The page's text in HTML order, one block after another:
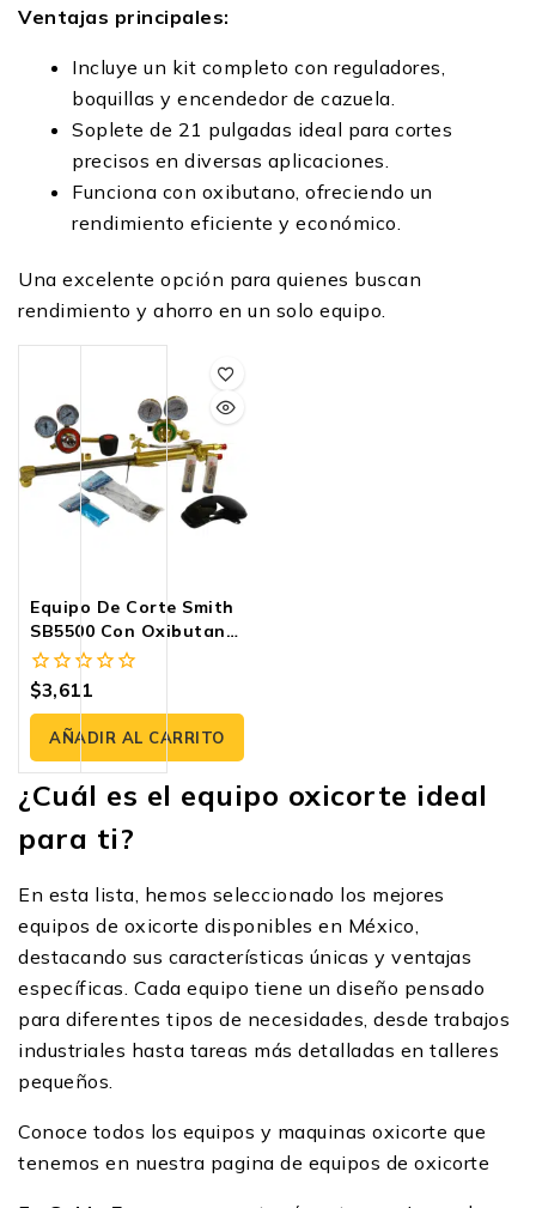
Ventajas principales:
Incluye un kit completo con reguladores,
boquillas y encendedor de cazuela.
Soplete de 21 pulgadas ideal para cortes
precisos en diversas aplicaciones.
Funciona con oxibutano, ofreciendo un
rendimiento eficiente y económico.
Una excelente opción para quienes buscan
rendimiento y ahorro en un solo equipo.
Equipo De Corte Smith
SB5500 Con Oxibutano
21” | Cortec
0
fuera
5
$3,611
AÑADIR AL CARRITO
¿Cuál es el equipo oxicorte ideal
para ti?
En esta lista, hemos seleccionado los mejores
equipos de oxicorte disponibles en México,
destacando sus características únicas y ventajas
específicas. Cada equipo tiene un diseño pensado
para diferentes tipos de necesidades, desde trabajos
industriales hasta tareas más detalladas en talleres
pequeños.
Conoce todos los equipos y maquinas oxicorte que
tenemos en nuestra pagina de equipos de oxicorte